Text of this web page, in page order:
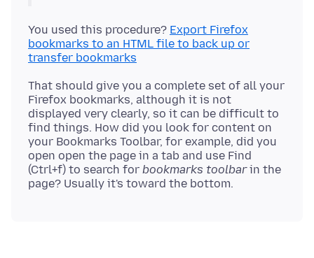
You used this procedure? Export Firefox
bookmarks to an HTML file to back up or
transfer bookmarks
That should give you a complete set of all your
Firefox bookmarks, although it is not
displayed very clearly, so it can be difficult to
find things. How did you look for content on
your Bookmarks Toolbar, for example, did you
open open the page in a tab and use Find
(Ctrl+f) to search for bookmarks toolbarin the